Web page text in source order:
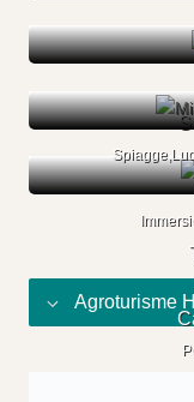
Agroturisme